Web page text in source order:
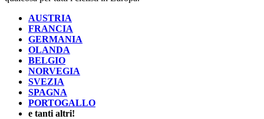
AUSTRIA
FRANCIA
GERMANIA
OLANDA
BELGIO
NORVEGIA
SVEZIA
SPAGNA
PORTOGALLO
e tanti altri!